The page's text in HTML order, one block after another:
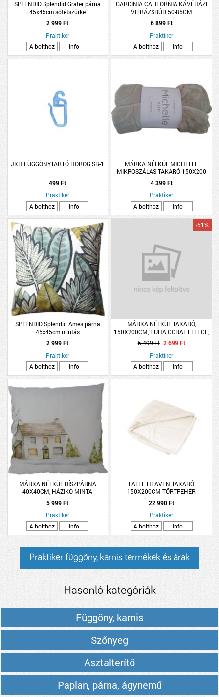
SPLENDID Splendid Grater párna
45x45cm sötétszürke
2 999 Ft
Praktiker
A bolthoz
Info
GARDINIA CALIFORNIA KÁVÉHÁZI
VITRÁZSRÚD 50-85CM
6 899 Ft
Praktiker
A bolthoz
Info
JKH FÜGGÖNYTARTÓ HOROG SB-1
499 Ft
Praktiker
A bolthoz
Info
MÁRKA NÉLKÜL MICHELLE
MIKROSZÁLAS TAKARÓ 150X200
CM KÜLÖNBÖZŐ SZÍNEK,
POLIÉSZTER
4 399 Ft
Praktiker
A bolthoz
Info
SPLENDID Splendid Ames párna
45x45cm mintás
2 999 Ft
Praktiker
A bolthoz
Info
MÁRKA NÉLKÜL TAKARÓ,
150X200CM, PUHA CORAL FLEECE,
POLIÉSZTER, 5 SZÍN
-51%
5 499 Ft 2 699 Ft
Praktiker
A bolthoz
Info
MÁRKA NÉLKÜL DÍSZPÁRNA
40X40CM, HÁZIKÓ MINTA
5 999 Ft
Praktiker
A bolthoz
Info
LALEE HEAVEN TAKARÓ
150X200CM TÖRTFEHÉR
POLIÉSZTER
22 990 Ft
Praktiker
A bolthoz
Info
Praktiker függöny, karnis termékek és árak
Hasonló kategóriák
Függöny, karnis
Szőnyeg
Asztalterítő
Paplan, párna, ágynemű